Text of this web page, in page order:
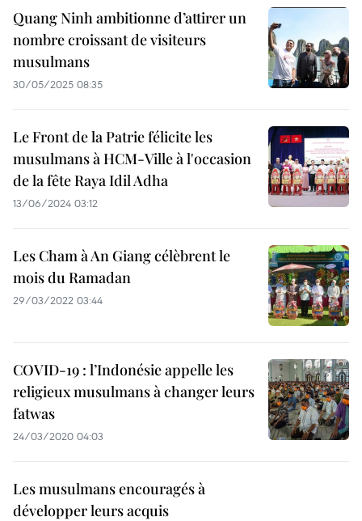
Quang Ninh ambitionne d’attirer un
nombre croissant de visiteurs
musulmans
30/05/2025 08:35
Le Front de la Patrie félicite les
musulmans à HCM-Ville à l'occasion
de la fête Raya Idil Adha
13/06/2024 03:12
Les Cham à An Giang célèbrent le
mois du Ramadan
29/03/2022 03:44
COVID-19 : l’Indonésie appelle les
religieux musulmans à changer leurs
fatwas
24/03/2020 04:03
Les musulmans encouragés à
développer leurs acquis